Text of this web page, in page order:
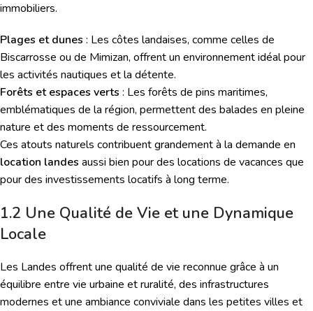
immobiliers.
Plages et dunes : Les côtes landaises, comme celles de
Biscarrosse ou de Mimizan, offrent un environnement idéal pour
les activités nautiques et la détente.
Forêts et espaces verts : Les forêts de pins maritimes,
emblématiques de la région, permettent des balades en pleine
nature et des moments de ressourcement.
Ces atouts naturels contribuent grandement à la demande en
location landes aussi bien pour des locations de vacances que
pour des investissements locatifs à long terme.
1.2 Une Qualité de Vie et une Dynamique
Locale
Les Landes offrent une qualité de vie reconnue grâce à un
équilibre entre vie urbaine et ruralité, des infrastructures
modernes et une ambiance conviviale dans les petites villes et